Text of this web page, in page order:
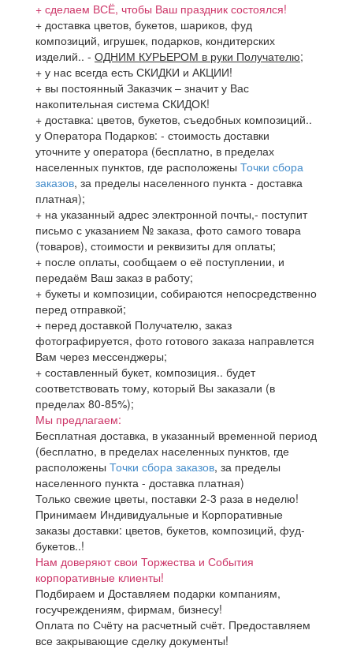
+ сделаем ВСЁ, чтобы Ваш праздник состоялся!
+ доставка цветов, букетов, шариков, фуд
композиций, игрушек, подарков, кондитерских
изделий.. - ОДНИМ КУРЬЕРОМ в руки Получателю;
+ у нас всегда есть СКИДКИ и АКЦИИ!
+ вы постоянный Заказчик – значит у Вас
накопительная система СКИДОК!
+ доставка: цветов, букетов, съедобных композиций..
у Оператора Подарков: - стоимость доставки
уточните у оператора (бесплатно, в пределах
населенных пунктов, где расположены Точки сбора
заказов, за пределы населенного пункта - доставка
платная);
+ на указанный адрес электронной почты,- поступит
письмо с указанием № заказа, фото самого товара
(товаров), стоимости и реквизиты для оплаты;
+ после оплаты, сообщаем о её поступлении, и
передаём Ваш заказ в работу;
+ букеты и композиции, собираются непосредственно
перед отправкой;
+ перед доставкой Получателю, заказ
фотографируется, фото готового заказа направлется
Вам через мессенджеры;
+ составленный букет, композиция.. будет
соответствовать тому, который Вы заказали (в
пределах 80-85%);
Мы предлагаем:
Бесплатная доставка, в указанный временной период
(бесплатно, в пределах населенных пунктов, где
расположены Точки сбора заказов, за пределы
населенного пункта - доставка платная)
Только свежие цветы, поставки 2-3 раза в неделю!
Принимаем Индивидуальные и Корпоративные
заказы доставки: цветов, букетов, композиций, фуд-
букетов..!
Нам доверяют свои Торжества и События
корпоративные клиенты!
Подбираем и Доставляем подарки компаниям,
госучреждениям, фирмам, бизнесу!
Оплата по Счёту на расчетный счёт. Предоставляем
все закрывающие сделку документы!